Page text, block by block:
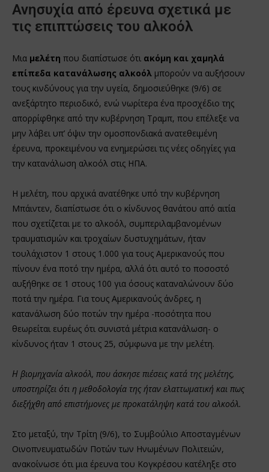
Ανησυχία από έρευνα σχετικά με
τις επιπτώσεις του αλκοόλ
Μια μελέτη που διαπίστωσε ότι ακόμη και χαμηλά
επίπεδα κατανάλωσης αλκοόλ μπορούν να αυξήσουν
τους κινδύνους για την υγεία, δημοσιεύθηκε (9/6) σε
ανεξάρτητο περιοδικό, ενώ νωρίτερα ένα προσχέδιο της
απορρίφθηκε από την κυβέρνηση Τραμπ, που επέλεξε να
μην λάβει υπ’ όψιν την ομοσπονδιακά ανατεθειμένη
έρευνα, προκειμένου να ενημερώσει τις νέες οδηγίες για
την κατανάλωση αλκοόλ στις ΗΠΑ.
Η μελέτη, που αρχικά ανατέθηκε υπό την κυβέρνηση
Μπάιντεν, διαπίστωσε ότι ο κίνδυνος θανάτου από αιτία
που σχετίζεται με το αλκοόλ, συμπεριλαμβανομένων
τραυματισμών και τροχαίων δυστυχημάτων, ήταν
τουλάχιστον 1 στους 1.000 για τους Αμερικανούς που
πίνουν ένα ποτό την ημέρα, αλλά ότι αυτό το ποσοστό
αυξήθηκε σε 1 στους 100 για όσους καταναλώνουν δύο
ποτά την ημέρα. Για τους Αμερικανούς άνδρες, η
κατανάλωση δύο ποτών την ημέρα -ποσότητα που
θεωρείται ευρέως ότι συνιστά μέτρια κατανάλωση- ο
κίνδυνος ήταν 1 στους 25, σύμφωνα με την μελέτη.
Η βιομηχανία αλκοόλ, που άσκησε πιέσεις κατά της μελέτης,
υποστηρίζει ότι η μεθοδολογία της ήταν ελαττωματική και πως
διεξήχθη από επιστήμονες με προκατάληψη κατά του αλκοόλ.
Στο μεταξύ, την Τρίτη (9/6), το Συμβούλιο Αποσταγμένων
Οινοπνευματωδών Ποτών των Ηνωμένων Πολιτειών,
ανακοίνωσε ότι μια έρευνα του Κογκρέσου κατέληξε στο